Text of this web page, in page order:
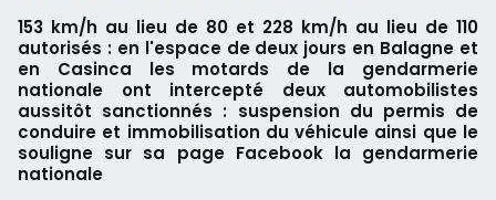
153 km/h au lieu de 80 et 228 km/h au lieu de 110
autorisés : en l'espace de deux jours en Balagne et
en Casinca les motards de la gendarmerie
nationale ont intercepté deux automobilistes
aussitôt sanctionnés : suspension du permis de
conduire et immobilisation du véhicule ainsi que le
souligne sur sa page Facebook la gendarmerie
nationale